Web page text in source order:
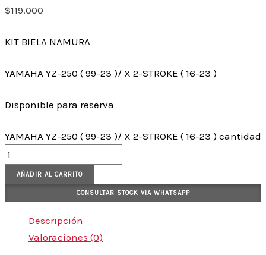
$119.000
KIT BIELA NAMURA
YAMAHA YZ-250 ( 99-23 )/ X 2-STROKE ( 16-23 )
Disponible para reserva
YAMAHA YZ-250 ( 99-23 )/ X 2-STROKE ( 16-23 ) cantidad
AÑADIR AL CARRITO
CONSULTAR STOCK VIA WHATSAPP
Descripción
Valoraciones (0)